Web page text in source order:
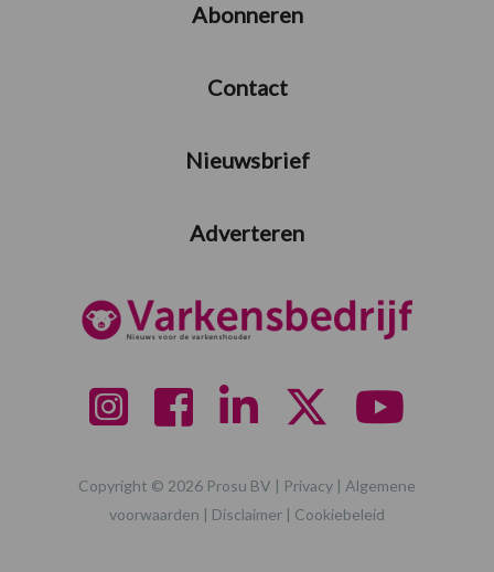
Abonneren
Contact
Nieuwsbrief
Adverteren
Copyright © 2026 Prosu BV | Privacy | Algemene
voorwaarden | Disclaimer | Cookiebeleid